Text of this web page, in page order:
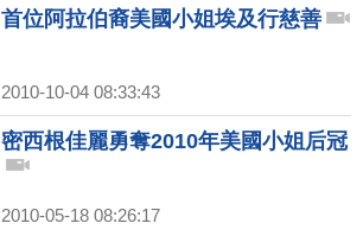
首位阿拉伯裔美國小姐埃及行慈善
2010-10-04 08:33:43
密西根佳麗勇奪2010年美國小姐后冠
2010-05-18 08:26:17